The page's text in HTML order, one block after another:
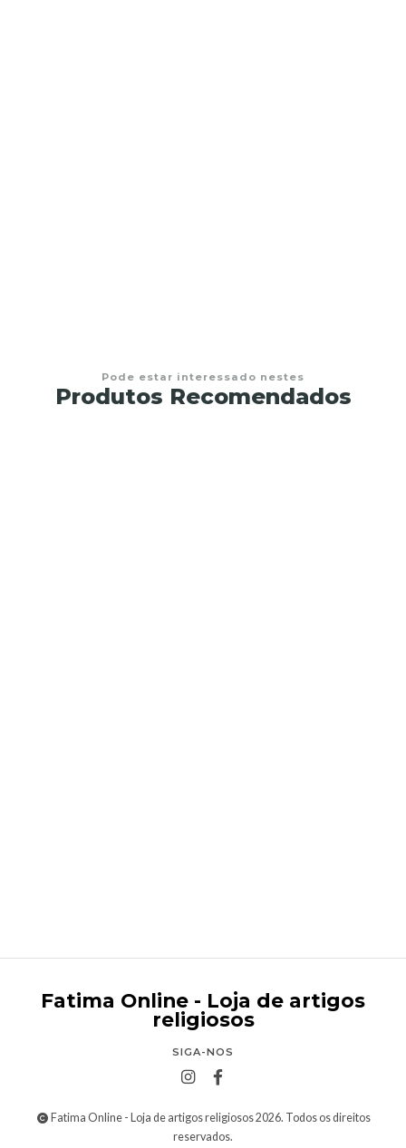
Pode estar interessado nestes
Produtos Recomendados
Fatima Online - Loja de artigos
religiosos
SIGA-NOS
Fatima Online - Loja de artigos religiosos 2026. Todos os direitos
reservados.